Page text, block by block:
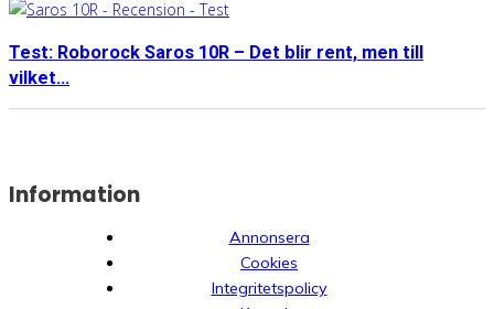
Test: Roborock Saros 10R – Det blir rent, men till
vilket...
Information
Annonsera
Cookies
Integritetspolicy